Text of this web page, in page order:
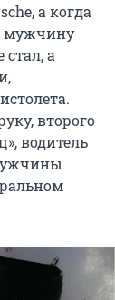
а когда
мужчину
а
второго
водитель